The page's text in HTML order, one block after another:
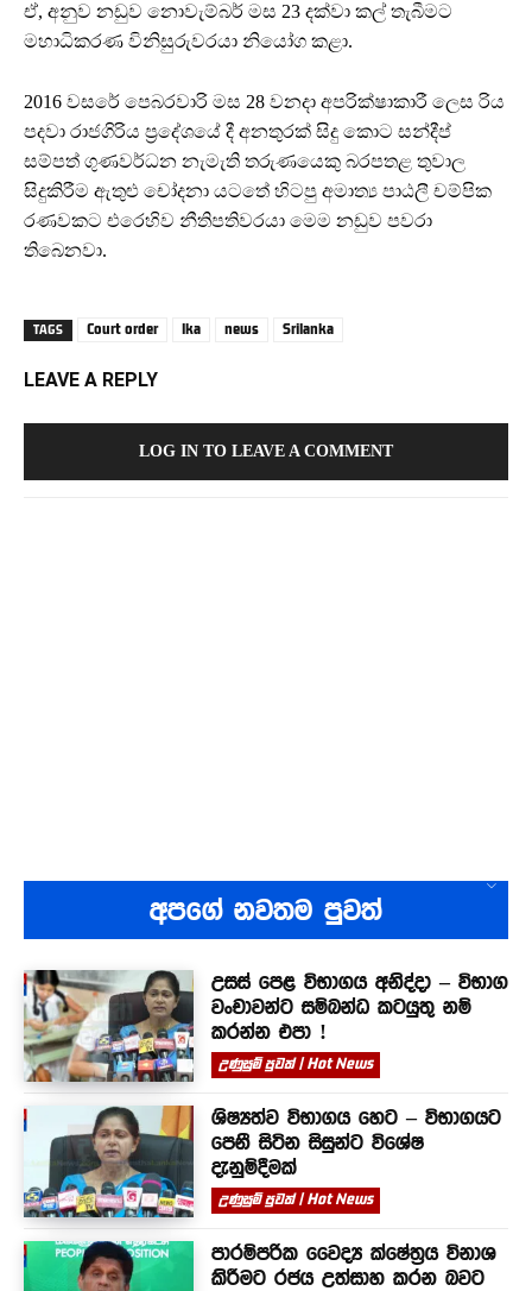
ඒ, අනුව නඩුව නොවැම්බර් මස 23 දක්වා කල් තැබීමට
මහාධිකරණ විනිසුරුවරයා නියෝග කළා.
2016 වසරේ පෙබරවාරි මස 28 වනදා අපරික්ෂාකාරී ලෙස රිය
පදවා රාජගිරිය ප්‍රදේශයේ දී අනතුරක් සිදු කොට සන්දීප්
සම්පත් ගුණවර්ධන නැමැති තරුණයෙකු බරපතළ තුවාල
සිදුකිරීම ඇතුළු චෝදනා යටතේ හිටපු අමාත්‍ය පාඨලී චම්පික
රණවකට එරෙහිව නීතිපතිවරයා මෙම නඩුව පවරා
තිබෙනවා.
TAGS Court order lka news Srilanka
LEAVE A REPLY
LOG IN TO LEAVE A COMMENT
අපගේ නවතම පුවත්
උසස් පෙළ විභාගය අනිද්දා – විභාග
වංචාවන්ට සම්බන්ධ කටයුතු නම්
කරන්න එපා !
උණුසුම් පුවත් | Hot News
ශිෂ්‍යත්ව විභාගය හෙට – විභාගයට
පෙනී සිටින සිසුන්ට විශේෂ
දැනුම්දීමක්
උණුසුම් පුවත් | Hot News
පාරම්පරික වෛද්‍ය ක්ෂේත්‍රය විනාශ
කිරීමට රජය උත්සාහ කරන බවට